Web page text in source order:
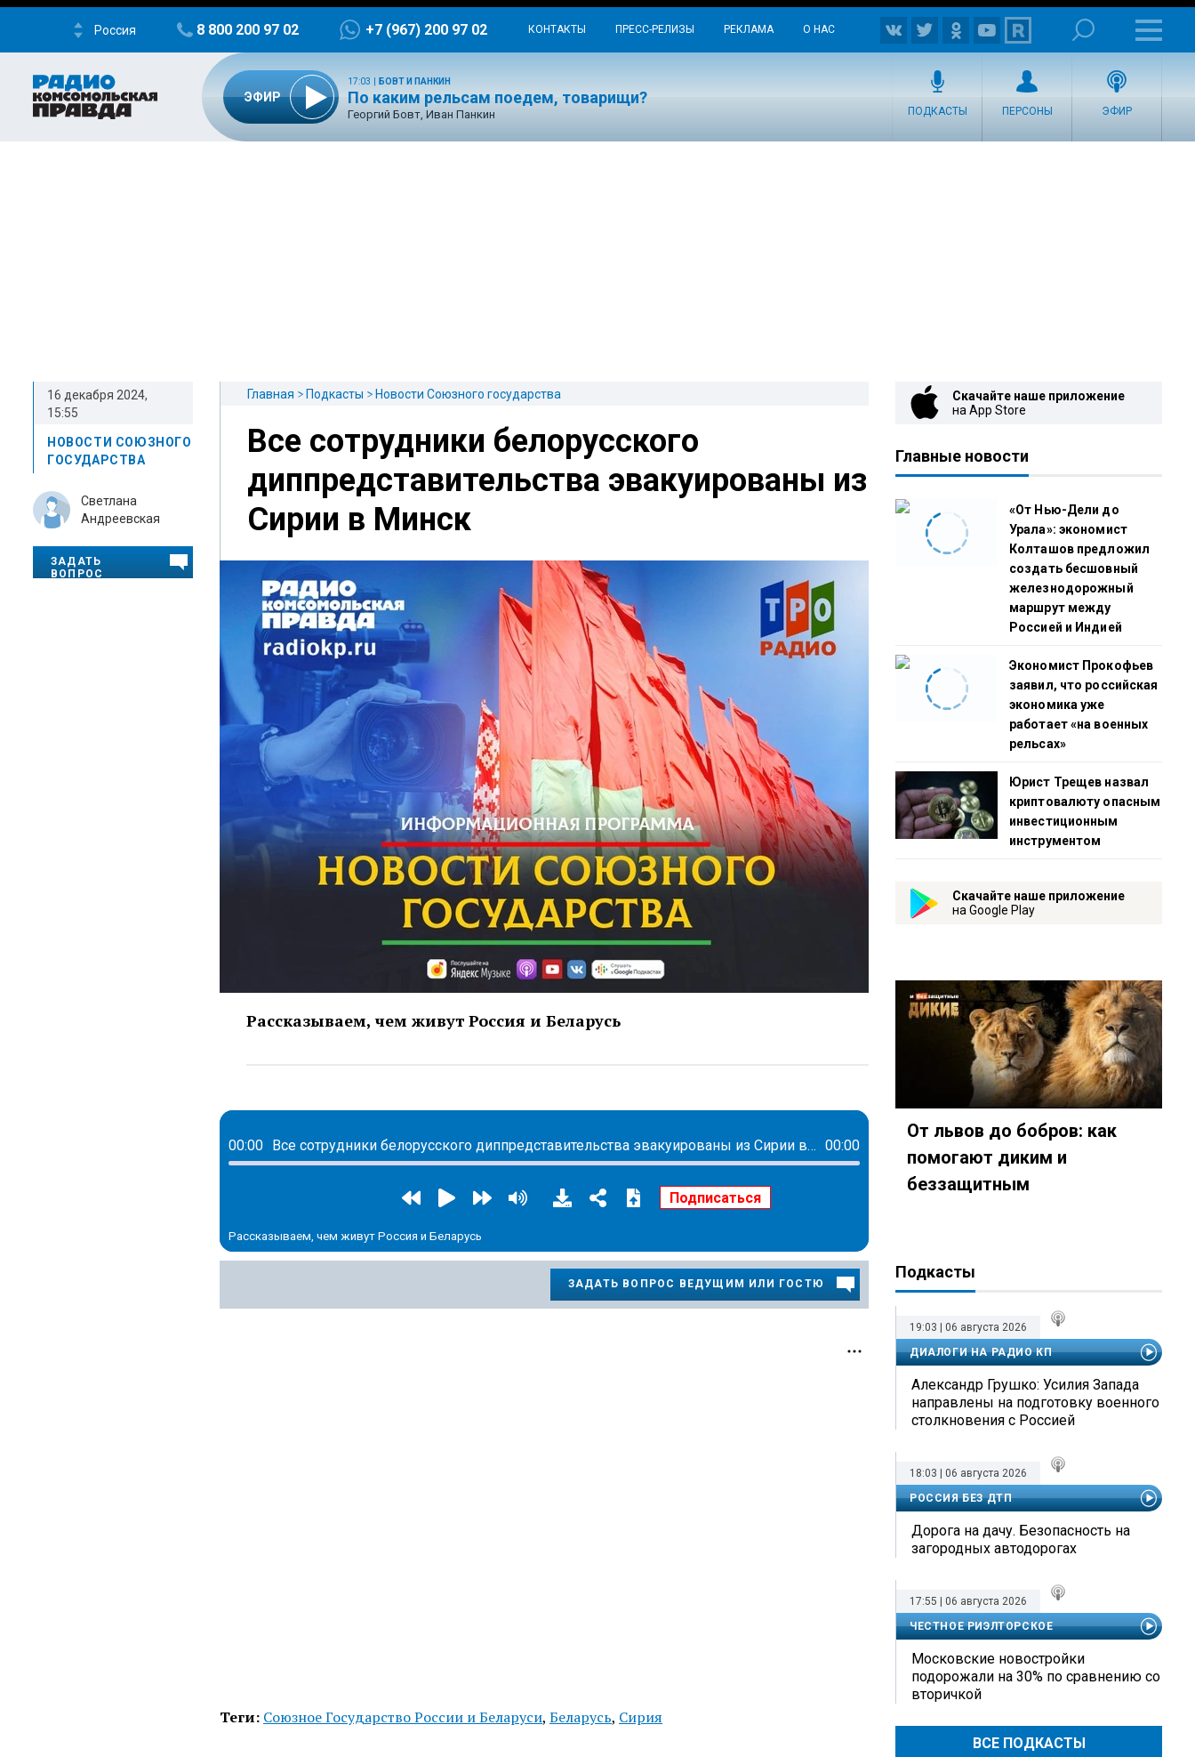
Россия 8 800 200 97 02 +7 (967) 200 97 02 КОНТАКТЫ ПРЕСС-РЕЛИЗЫ РЕКЛАМА О НАС
ЭФИР
17:03 БОВТ И ПАНКИН
По каким рельсам поедем, товарищи?
Георгий Бовт, Иван Панкин ПОДКАСТЫ ПЕРСОНЫ ЭФИР
Главная Подкасты Новости Союзного государства
Все сотрудники белорусского
диппредставительства эвакуированы из
Сирии в Минск
Рассказываем, чем живут Россия и Беларусь
00:00 Все сотрудники белорусского диппредставительства эвакуированы из Сирии в Минск 00:00
Рассказываем, чем живут Россия и Беларусь
ЗАДАТЬ ВОПРОС ВЕДУЩИМ ИЛИ ГОСТЮ
16 декабря 2024,
15:55
НОВОСТИ СОЮЗНОГО
ГОСУДАРСТВА
Светлана
Андреевская
ЗАДАТЬ
ВОПРОС
Теги: Союзное Государство России и Беларуси, Беларусь, Сирия
Скачайте наше приложение
на App Store
Главные новости
«От Нью-Дели до
Урала»: экономист
Колташов предложил
создать бесшовный
железнодорожный
маршрут между
Россией и Индией
Экономист Прокофьев
заявил, что российская
экономика уже
работает «на военных
рельсах»
Юрист Трещев назвал
криптовалюту опасным
инвестиционным
инструментом
Скачайте наше приложение
на Google Play
От львов до бобров: как
помогают диким и
беззащитным
Подкасты
19:03 | 06 августа 2026
ДИАЛОГИ НА РАДИО КП
Александр Грушко: Усилия Запада
направлены на подготовку военного
столкновения с Россией
18:03 | 06 августа 2026
РОССИЯ БЕЗ ДТП
Дорога на дачу. Безопасность на
загородных автодорогах
17:55 | 06 августа 2026
ЧЕСТНОЕ РИЭЛТОРСКОЕ
Московские новостройки
подорожали на 30% по сравнению со
вторичкой
ВСЕ ПОДКАСТЫ